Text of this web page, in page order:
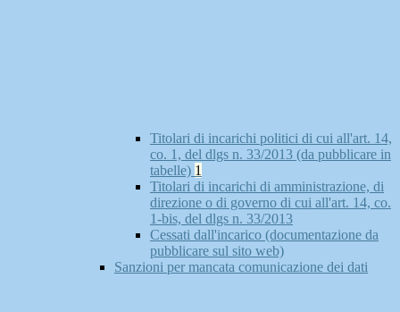
Titolari di incarichi politici di cui all'art. 14,
co. 1, del dlgs n. 33/2013 (da pubblicare in
tabelle) 1
Titolari di incarichi di amministrazione, di
direzione o di governo di cui all'art. 14, co.
1-bis, del dlgs n. 33/2013
Cessati dall'incarico (documentazione da
pubblicare sul sito web)
Sanzioni per mancata comunicazione dei dati